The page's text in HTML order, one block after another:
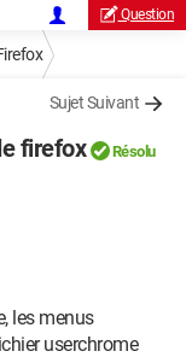
Question
Sujet Suivant
firefox Résolu
les menus
userchrome